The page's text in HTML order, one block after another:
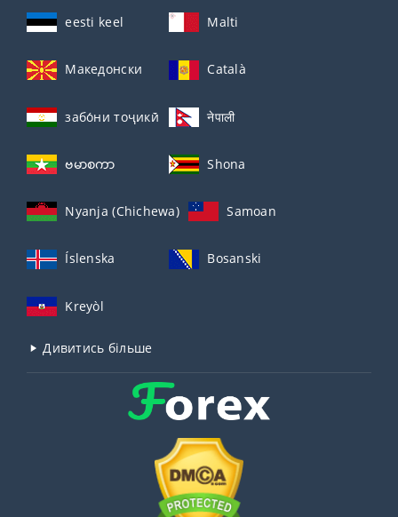
eesti keel Malti
Македонски Català
забо́ни тоҷикӣ́ नेपाली
ဗမာစကာ Shona
Nyanja (Chichewa) Samoan
Íslenska Bosanski
Kreyòl
Дивитись більше